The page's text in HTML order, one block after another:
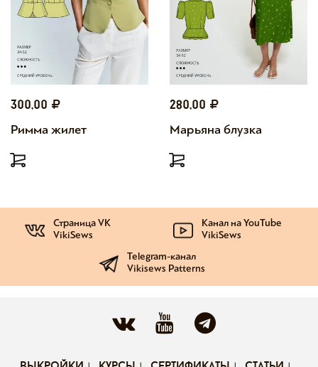
300,00
Римма жилет
280,00
Марьяна блузка
Страница VK
VikiSews
Канал на YouTube
VikiSews
Telegram-канал
Vikisews Patterns